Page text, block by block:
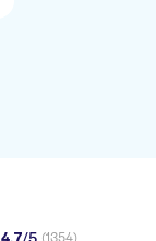
4,7/5 (1354)